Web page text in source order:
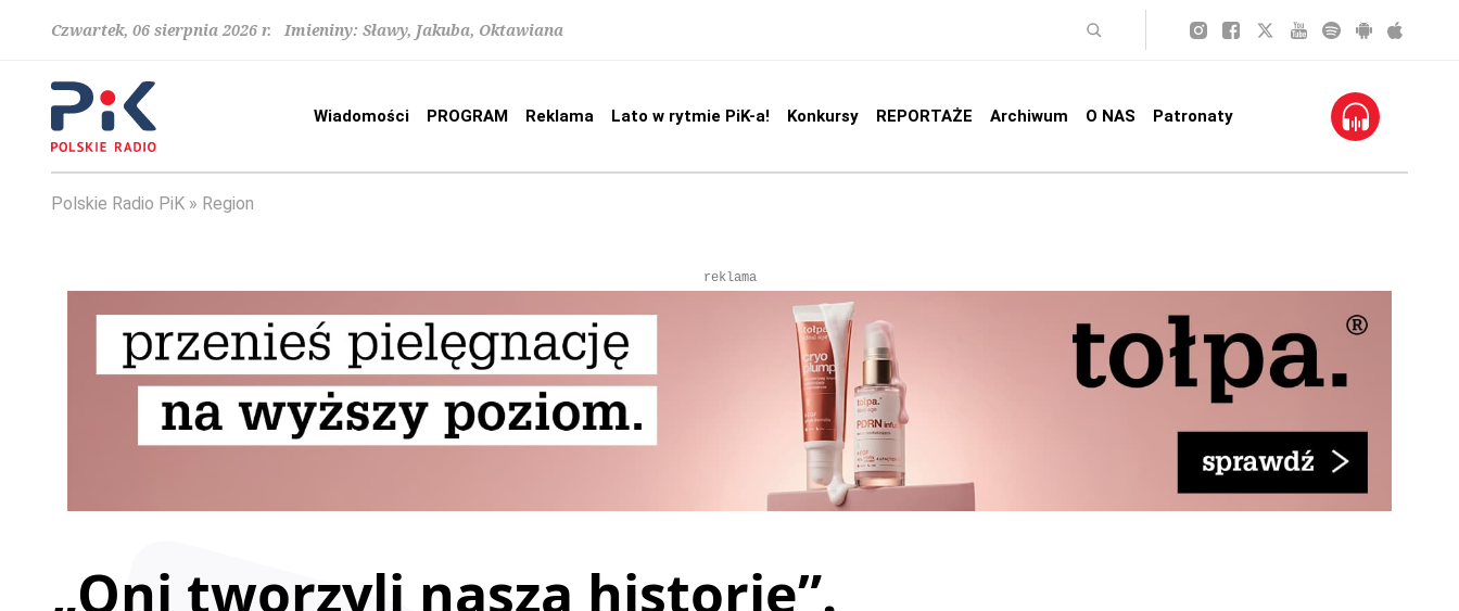
Czwartek, 06 sierpnia 2026 r. Imieniny: Sławy, Jakuba, Oktawiana
Wiadomości PROGRAM Reklama Lato w rytmie PiK-a! Konkursy REPORTAŻE Archiwum O NAS Patronaty
Polskie Radio PiK Region
reklama
„Oni tworzyli naszą historię”.